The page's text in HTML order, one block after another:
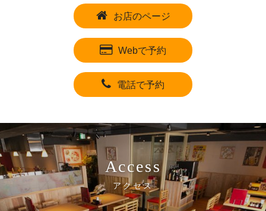
お店のページ
Webで予約
電話で予約
Access
アクセス